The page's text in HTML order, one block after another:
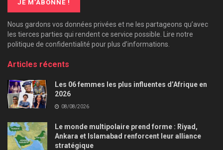
Nous gardons vos données privées et ne les partageons qu’avec
les tierces parties qui rendent ce service possible. Lire notre
politique de confidentialité pour plus d’informations.
Articles récents
Les 06 femmes les plus influentes d’Afrique en
2026
08/08/2026
Le monde multipolaire prend forme : Riyad,
Ankara et Islamabad renforcent leur alliance
stratégique